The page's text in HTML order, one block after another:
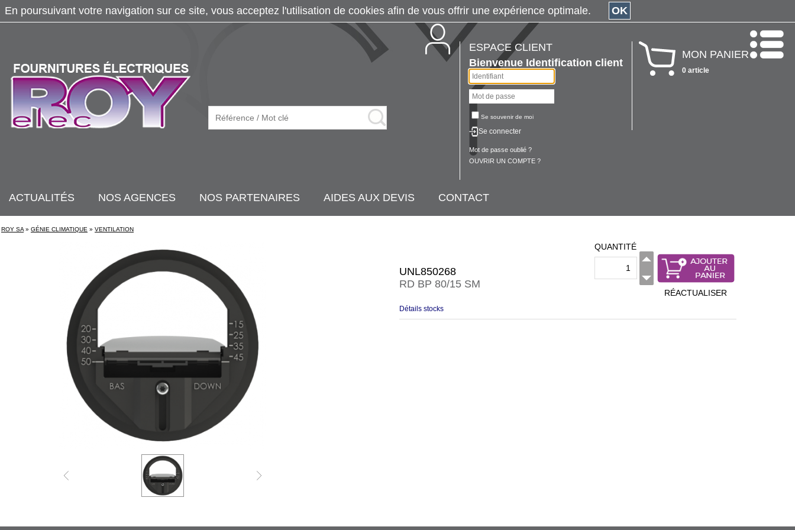
ESPACE CLIENT
Bienvenue Identification client
Se souvenir de moi
Se connecter
Mot de passe oublié ?
OUVRIR UN COMPTE ?
MON PANIER
0 article
ACTUALITÉS NOS AGENCES NOS PARTENAIRES AIDES AUX DEVIS CONTACT
ROY SA » GÉNIE CLIMATIQUE » VENTILATION
UNL850268
RD BP 80/15 SM
QUANTITÉ
RÉACTUALISER
Détails stocks
En poursuivant votre navigation sur ce site, vous acceptez l'utilisation de cookies afin de vous offrir une expérience optimale. OK